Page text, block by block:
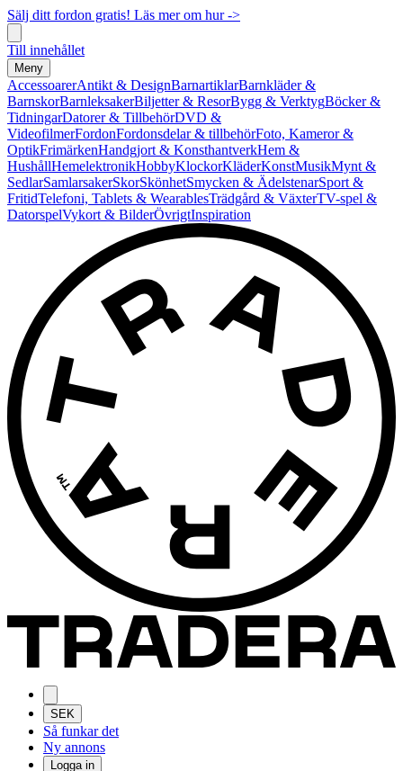
Sälj ditt fordon gratis! Läs mer om hur ->
Till innehållet
Meny
AccessoarerAntikt & DesignBarnartiklarBarnkläder &
BarnskorBarnleksakerBiljetter & ResorBygg & VerktygBöcker &
TidningarDatorer & TillbehörDVD &
VideofilmerFordonFordonsdelar & tillbehörFoto, Kameror &
OptikFrimärkenHandgjort & KonsthantverkHem &
HushållHemelektronikHobbyKlockorKläderKonstMusikMynt &
SedlarSamlarsakerSkorSkönhetSmycken & ÄdelstenarSport &
FritidTelefoni, Tablets & WearablesTrädgård & VäxterTV-spel &
DatorspelVykort & BilderÖvrigtInspiration
SEK
Så funkar det
Ny annons
Logga in